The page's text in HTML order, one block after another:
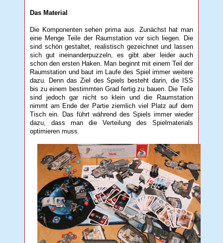
Das Material
Die Komponenten sehen prima aus. Zunächst hat man
eine Menge Teile der Raumstation vor sich liegen. Die
sind schön gestaltet, realistisch gezeichnet und lassen
sich gut ineinanderpuzzeln, es gibt aber leider auch
schon den ersten Haken. Man beginnt mit einem Teil der
Raumstation und baut im Laufe des Spiel immer weitere
dazu. Denn das Ziel des Spiels besteht darin, die ISS
bis zu einem bestimmten Grad fertig zu bauen. Die Teile
sind jedoch gar nicht so klein und die Raumstation
nimmt am Ende der Partie ziemlich viel Platz auf dem
Tisch ein. Das führt während des Spiels immer wieder
dazu, dass man die Verteilung des Spielmaterials
optimieren muss.